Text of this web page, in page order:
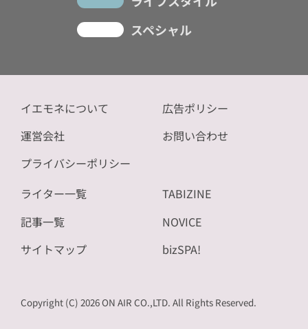
スペシャル
イエモネについて
運営会社
プライバシーポリシー
広告ポリシー
お問い合わせ
ライター一覧
記事一覧
サイトマップ
TABIZINE
NOVICE
bizSPA!
Copyright (C) 2026 ON AIR CO.,LTD. All Rights Reserved.